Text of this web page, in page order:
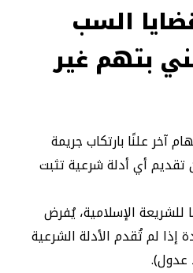
السب
بتهم غير
آخر علنًا بارتكاب جريمة
تقديم أي أدلة شرعية تثبت
للشريعة الإسلامية، يُفرض
وهو 80 جلدة إذا لم تُقدم الأدلة الشرعية
عدول).